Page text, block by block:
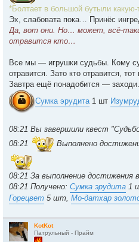
*Болтает в большой бутыли
Эх, слабовата пока… Принёс
Да, вот они. Но… может, всё-
отравится кто…
Все мы — игрушки судьбы. Кому
отравится. Зато кто отравится,
Завтра ещё понадобится — заходи.
Сумка эрудита1 шт
08:21 Вы завершили квест
08:21
Выполнено
08:21 За выполнение достижения
08:21 Получено: Сумка эрудита 1
Горецвет 5 шт, Мо-датхар
KotKot
Патрульный - Прайм